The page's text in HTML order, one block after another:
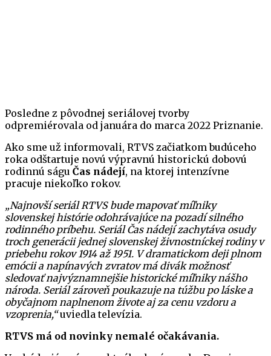
Posledne z pôvodnej seriálovej tvorby
odpremiérovala od januára do marca 2022 Priznanie.
Ako sme už informovali, RTVS začiatkom budúceho
roka odštartuje novú výpravnú historickú dobovú
rodinnú ságu Čas nádejí, na ktorej intenzívne
pracuje niekoľko rokov.
„Najnovší seriál RTVS bude mapovať míľniky
slovenskej histórie odohrávajúce na pozadí silného
rodinného príbehu. Seriál Čas nádejí zachytáva osudy
troch generácii jednej slovenskej živnostníckej rodiny v
priebehu rokov 1914 až 1951. V dramatickom deji plnom
emócii a napínavých zvratov má divák možnosť
sledovať najvýznamnejšie historické míľniky nášho
národa. Seriál zároveň poukazuje na túžbu po láske a
obyčajnom naplnenom živote aj za cenu vzdoru a
vzoprenia,“uviedla televízia.
RTVS má od novinky nemalé očakávania.